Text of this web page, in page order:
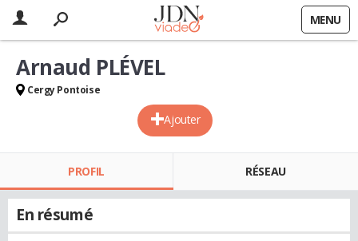
MENU
Ajouter
Arnaud PLÉVEL
Cergy Pontoise
PROFIL RÉSEAU
En résumé